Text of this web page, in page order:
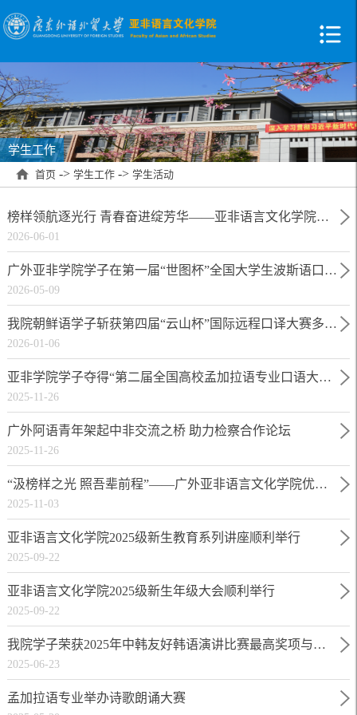
学生工作
首页 -> 学生工作 -> 学生活动
榜样领航逐光行 青春奋进绽芳华——亚非语言文化学院举办榜样学子经验分享会
2026-06-01
广外亚非学院学子在第一届“世图杯”全国大学生波斯语口语大赛中斩获佳绩
2026-05-09
我院朝鲜语学子斩获第四届“云山杯”国际远程口译大赛多个奖项
2026-01-06
亚非学院学子夺得“第二届全国高校孟加拉语专业口语大赛”一等奖—献礼中孟建交50周年
2025-11-26
广外阿语青年架起中非交流之桥 助力检察合作论坛
2025-11-26
“汲榜样之光 照吾辈前程”——广外亚非语言文化学院优秀学子分享会圆满举办
2025-11-03
亚非语言文化学院2025级新生教育系列讲座顺利举行
2025-09-22
亚非语言文化学院2025级新生年级大会顺利举行
2025-09-22
我院学子荣获2025年中韩友好韩语演讲比赛最高奖项与单项奖
2025-06-23
孟加拉语专业举办诗歌朗诵大赛